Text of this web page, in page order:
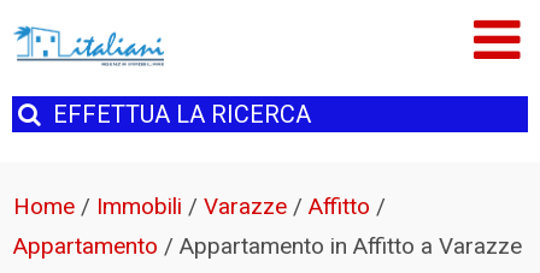
EFFETTUA LA RICERCA
Home / Immobili /Varazze /Affitto /
Appartamento /Appartamento in Affitto a Varazze